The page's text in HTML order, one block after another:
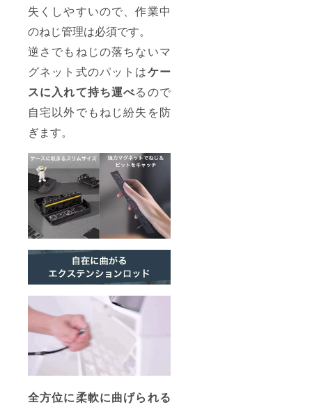
失くしやすいので、作業中
のねじ管理は必須です。
逆さでもねじの落ちないマ
グネット式のパットはケー
スに入れて持ち運べるので
自宅以外でもねじ紛失を防
ぎます。
全方位に柔軟に曲げられる